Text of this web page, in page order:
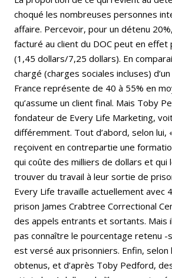
choqué les nombreuses personnes
affaire. Percevoir, pour un détenu
facturé au client du DOC peut en effet
(1,45 dollars/7,25 dollars). En
chargé (charges sociales incluses)
France représente de 40 à 55% en
qu’assume un client final. Mais Toby
fondateur de Every Life Marketing,
différemment. Tout d’abord, selon lui,
reçoivent en contrepartie une
qui coûte des milliers de dollars et qui
trouver du travail à leur sortie de
Every Life travaille actuellement avec
prison James Crabtree Correctional
des appels entrants et sortants. Mais
pas connaître le pourcentage retenu -
est versé aux prisonniers. Enfin,
obtenus, et d’après Toby Pedford,